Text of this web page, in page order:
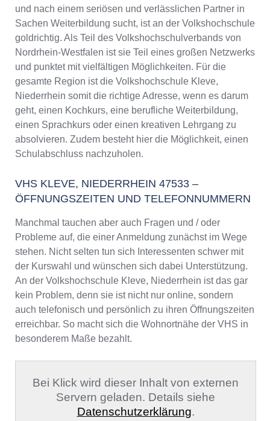
und nach einem seriösen und verlässlichen Partner in
Sachen Weiterbildung sucht, ist an der Volkshochschule
goldrichtig. Als Teil des Volkshochschulverbands von
Nordrhein-Westfalen ist sie Teil eines großen Netzwerks
und punktet mit vielfältigen Möglichkeiten. Für die
gesamte Region ist die Volkshochschule Kleve,
Niederrhein somit die richtige Adresse, wenn es darum
geht, einen Kochkurs, eine berufliche Weiterbildung,
einen Sprachkurs oder einen kreativen Lehrgang zu
absolvieren. Zudem besteht hier die Möglichkeit, einen
Schulabschluss nachzuholen.
VHS KLEVE, NIEDERRHEIN 47533 –
ÖFFNUNGSZEITEN UND TELEFONNUMMERN
Manchmal tauchen aber auch Fragen und / oder
Probleme auf, die einer Anmeldung zunächst im Wege
stehen. Nicht selten tun sich Interessenten schwer mit
der Kurswahl und wünschen sich dabei Unterstützung.
An der Volkshochschule Kleve, Niederrhein ist das gar
kein Problem, denn sie ist nicht nur online, sondern
auch telefonisch und persönlich zu ihren Öffnungszeiten
erreichbar. So macht sich die Wohnortnähe der VHS in
besonderem Maße bezahlt.
Bei Klick wird dieser Inhalt von externen
Servern geladen. Details siehe
Datenschutzerklärung.